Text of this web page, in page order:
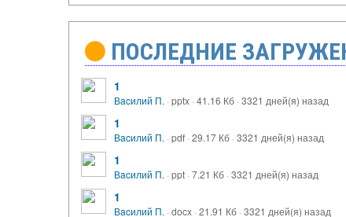
ПОСЛЕДНИЕ
1
Вacилий П. · pptx · 41.16 Кб · 3321 дней(я) назад
1
Вacилий П. · pdf · 29.17 Кб · 3321 дней(я) назад
1
Вacилий П. · ppt · 7.21 Кб · 3321 дней(я) назад
1
Вacилий П. · docx · 21.91 Кб · 3321 дней(я) назад